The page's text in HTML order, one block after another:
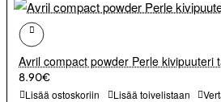
Avril compact powder Perle kivipuuteri
8.90€
Lisää ostoskoriin Lisää toivelistaan